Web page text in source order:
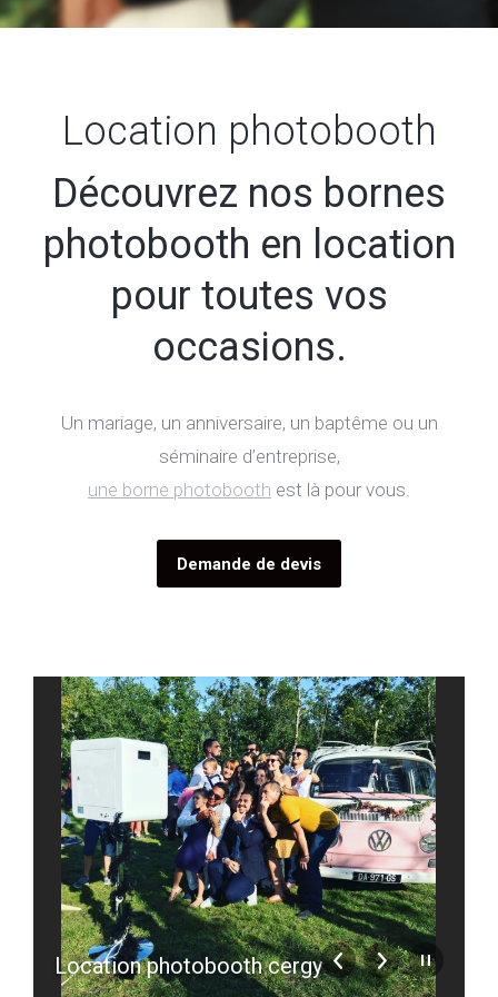
Location photobooth
Découvrez nos bornes
photobooth en location
pour toutes vos
occasions.
Un mariage, un anniversaire, un baptême ou un
séminaire d’entreprise,
une borne photobooth est là pour vous.
Demande de devis
Location photobooth cergy